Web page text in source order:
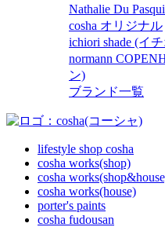
Nathalie Du
cosha オリジナル
ichiori shade (イ
normann
ン)
ブランド一覧
lifestyle shop cosha
cosha works(shop)
cosha
cosha works(house)
porter's paints
cosha fudousan